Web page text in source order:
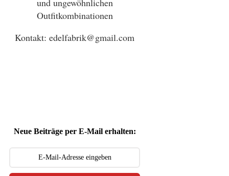
und ungewöhnlichen
Outfitkombinationen
Kontakt: edelfabrik@gmail.com
Neue Beiträge per E-Mail erhalten: